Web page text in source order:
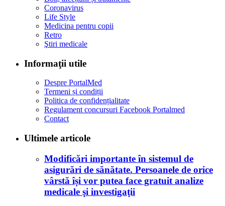
Coronavirus
Life Style
Medicina pentru copii
Retro
Ştiri medicale
Informaţii utile
Despre PortalMed
Termeni și condiții
Politica de confidențialitate
Regulament concursuri Facebook Portalmed
Contact
Ultimele articole
Modificări importante în sistemul de
asigurări de sănătate. Persoanele de orice
vârstă își vor putea face gratuit analize
medicale şi investigaţii